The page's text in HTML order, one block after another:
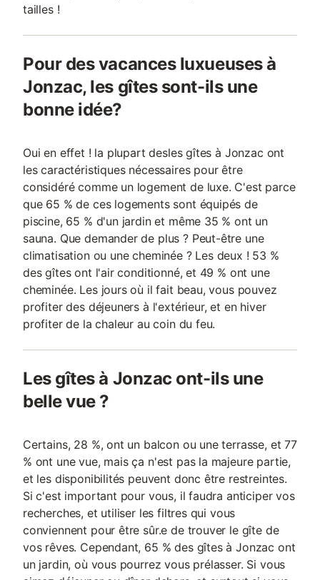
tailles !
Pour des vacances luxueuses à
Jonzac, les gîtes sont-ils une
bonne idée?
Oui en effet ! la plupart desles gîtes à Jonzac ont
les caractéristiques nécessaires pour être
considéré comme un logement de luxe. C'est parce
que 65 % de ces logements sont équipés de
piscine, 65 % d'un jardin et même 35 % ont un
sauna. Que demander de plus ? Peut-être une
climatisation ou une cheminée ? Les deux ! 53 %
des gîtes ont l'air conditionné, et 49 % ont une
cheminée. Les jours où il fait beau, vous pouvez
profiter des déjeuners à l'extérieur, et en hiver
profiter de la chaleur au coin du feu.
Les gîtes à Jonzac ont-ils une
belle vue ?
Certains, 28 %, ont un balcon ou une terrasse, et 77
% ont une vue, mais ça n'est pas la majeure partie,
et les disponibilités peuvent donc être restreintes.
Si c'est important pour vous, il faudra anticiper vos
recherches, et utiliser les filtres qui vous
conviennent pour être sûr.e de trouver le gîte de
vos rêves. Cependant, 65 % des gîtes à Jonzac ont
un jardin, où vous pourrez vous prélasser. Si vous